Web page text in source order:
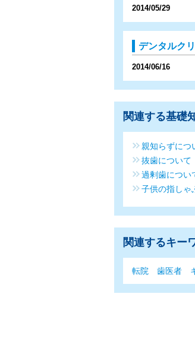
2014/05/29
デンタルク
2014/06/16
関連する基礎
親知らずにつ
抜歯について
過剰歯につい
子供の指しゃ
関連するキー
転院 歯医者